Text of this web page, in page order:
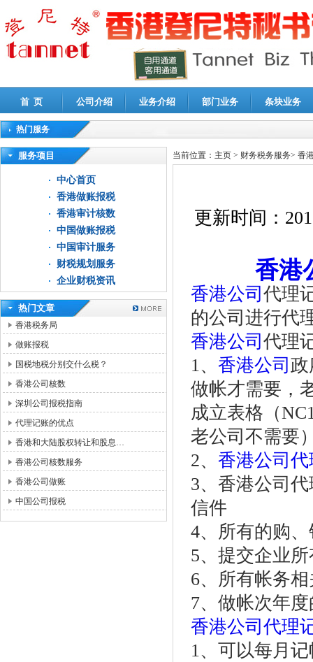
首 页 公司介绍 业务介绍 部门业务 条块业务
热门服务
高新技术企业认定审计|企业所得税汇算清缴申报鉴证
服务项目
中心首页
香港做账报税
香港审计核数
中国做账报税
中国审计服务
财税规划服务
企业财税资讯
热门文章
香港税务局
做账报税
国税地税分别交什么税？
香港公司核数
深圳公司报税指南
代理记账的优点
香港和大陆股权转让和股息…
香港公司核数服务
香港公司做账
中国公司报税
当前位置： 主页 > 财务税务服务> 香
更新时间：
香港
香港公司 代理
的公司进行代
香港公司 代理
1、 香港公司 政
做帐才需要，
成立表格（
老公司不需要
2、 香港公司
3、香港公司
信件
4、所有的购
5、提交企业
6、所有帐务
7、做帐次年
香港公司代理
1、可以每月